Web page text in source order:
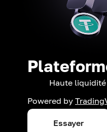
Haute
Powered by
Essayer